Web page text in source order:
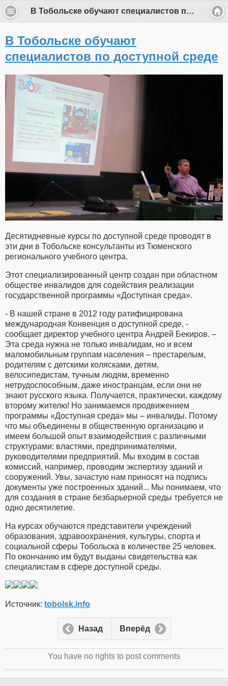
В Тобольске обучают специалистов по доступной среде
В Тобольске обучают
специалистов по доступной среде
Десятидневные курсы по доступной среде проводят в
эти дни в Тобольске консультанты из Тюменского
регионального учебного центра.
Этот специализированный центр создан при областном
обществе инвалидов для содействия реализации
государственной программы «Доступная среда».
- В нашей стране в 2012 году ратифицирована
международная Конвенция о доступной среде, -
сообщает директор учебного центра Андрей Бекиров. –
Эта среда нужна не только инвалидам, но и всем
маломобильным группам населения – престарелым,
родителям с детскими колясками, детям,
велосипедистам, тучным людям, временно
нетрудоспособным, даже иностранцам, если они не
знают русского языка. Получается, практически, каждому
второму жителю! Но занимаемся продвижением
программы «Доступная среда» мы – инвалиды. Потому
что мы объединены в общественную организацию и
имеем большой опыт взаимодействия с различными
структурами: властями, предпринимателями,
руководителями предприятий. Мы входим в состав
комиссий, например, проводим экспертизу зданий и
сооружений. Увы, зачастую нам приносят на подпись
документы уже построенных зданий... Мы понимаем, что
для создания в стране безбарьерной среды требуется не
одно десятилетие.
На курсах обучаются представители учреждений
образования, здравоохранения, культуры, спорта и
социальной сферы Тобольска в количестве 25 человек.
По окончанию им будут выданы свидетельства как
специалистам в сфере доступной среды.
Источник: tobolsk.info
Назад Вперёд
You have no rights to post comments